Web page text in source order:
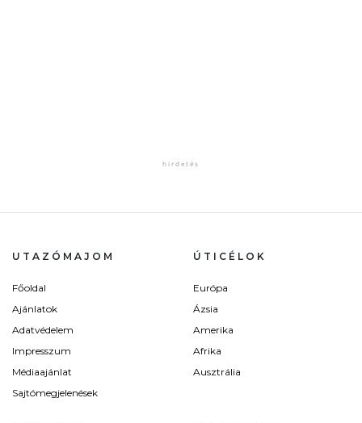
UTAZÓMAJOM
Főoldal
Ajánlatok
Adatvédelem
Impresszum
Médiaajánlat
Sajtómegjelenések
ÚTICÉLOK
Európa
Ázsia
Amerika
Afrika
Ausztrália